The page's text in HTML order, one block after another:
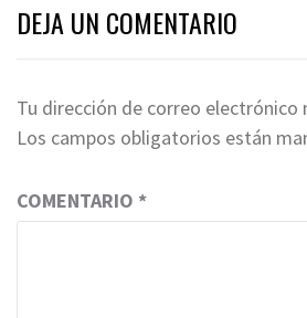
DEJA UN COMENTARIO
Tu dirección de correo electrónico
Los campos obligatorios están
COMENTARIO *